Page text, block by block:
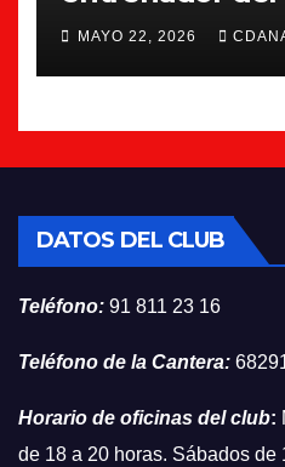
Navalcarnero
MAYO 22, 2026
DATOS DEL CLUB
Teléfono: 91 811 23 16
Teléfono de la Cantera:
Horario de oficinas del club:
de 18 a 20 horas. Sábados de